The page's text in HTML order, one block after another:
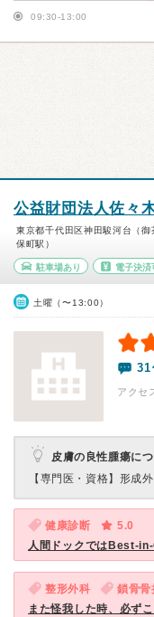
09:30-13:00
公益財団法人佐々
東京都千代田区神田駿河台（
保町駅）
駐車場あり 電子決済
土曜（〜13:00）
31
アクセ
皮膚の良性腫瘍に
【専門医・資格】 形成
健康診断
5.0
人間ドックではBest-
整形外科 鎖骨骨
また怪我した時、必ずこ